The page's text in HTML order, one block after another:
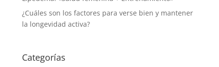
¿Cuáles son los factores para verse bien y mantener
la longevidad activa?
Categorías